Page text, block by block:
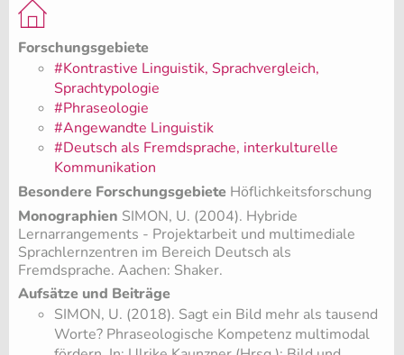
Forschungsgebiete
#Kontrastive Linguistik, Sprachvergleich,
Sprachtypologie
#Phraseologie
#Angewandte Linguistik
#Deutsch als Fremdsprache, interkulturelle
Kommunikation
Besondere Forschungsgebiete Höflichkeitsforschung
Monographien SIMON, U. (2004). Hybride
Lernarrangements - Projektarbeit und multimediale
Sprachlernzentren im Bereich Deutsch als
Fremdsprache. Aachen: Shaker.
Aufsätze und Beiträge
SIMON, U. (2018). Sagt ein Bild mehr als tausend
Worte? Phraseologische Kompetenz multimodal